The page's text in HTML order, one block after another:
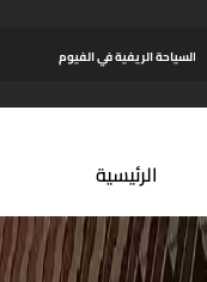
السياحة الريفية في الفيوم
الرئيسية